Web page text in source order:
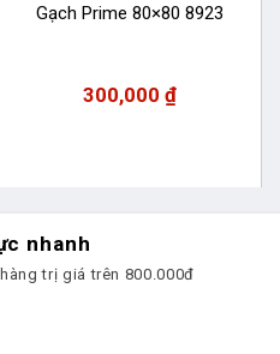
Gạch Prime 80×80 8923
300,000 ₫
nhanh
trị giá trên 800.000đ